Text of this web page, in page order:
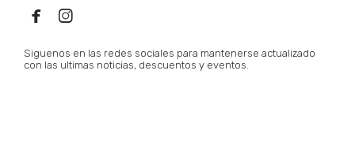
 
Siguenos en las redes sociales para mantenerse actualizado
con las ultimas noticias, descuentos y eventos.